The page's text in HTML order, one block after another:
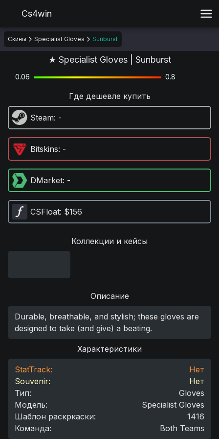
Cs4win
Скины Specialist Gloves Sunburst
★ Specialist Gloves | Sunburst
0.06 0.8
Где дешевле купить
Steam: -
Bitskins: -
DMarket: -
CSFloat: $156
Коллекции и кейсы
Описание
Durable, breathable, and stylish; these gloves are
designed to take (and give) a beating.
Характеристики
StatTrack:
Нет
Souvenir:
Нет
Тип:
Gloves
Модель:
Specialist Gloves
Шаблон раскркаски:
1416
Команда: Both Teams